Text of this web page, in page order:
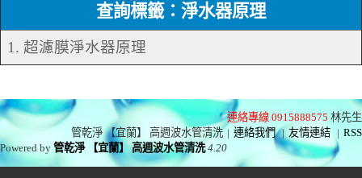
查詢標籤：淨水器原理
1. 超濾膜淨水器原理
連絡專線 0915888575 林先生
管乾淨 【宜蘭】 高週波水管清洗 | 連絡我們 | 友情連結 | RSS
Powered by管乾淨 【宜蘭】 高週波水管清洗 4.20